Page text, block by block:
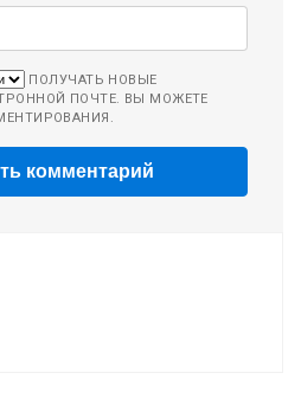
ПОЛУЧАТЬ НОВЫЕ
ПОЧТЕ. ВЫ МОЖЕТЕ